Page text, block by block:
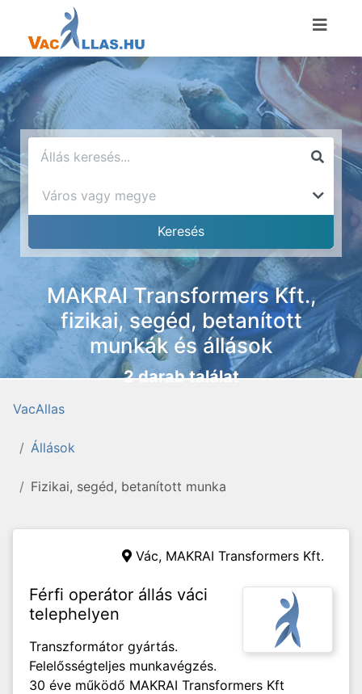
MAKRAI Transformers Kft.,
fizikai, segéd, betanított
munkák és állások
2 darab találat
VacAllas
Állások
Fizikai, segéd, betanított munka
Vác, MAKRAI Transformers Kft.
Férfi operátor állás váci
telephelyen
Transzformátor gyártás.
Felelősségteljes munkavégzés.
30 éve működő MAKRAI Transformers Kft